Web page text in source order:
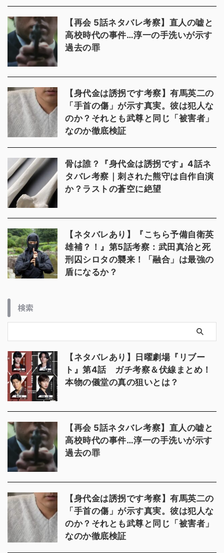
【再会 5話ネタバレ考察】直人の嘘と
高校時代の事件…淳一の手洗いが示す
過去の罪
【身代金は誘拐です考察】有馬英二の
「手首の傷」が示す真実。彼は犯人な
のか？それとも武尊と同じ「被害者」
なのか徹底検証
骨は誰？『身代金は誘拐です』4話ネ
タバレ考察｜刺された熊守は自作自演
か？ラストの蒼空に絶望
【ネタバレあり】『こちら予備自衛英
雄補？！』第5話考察：武田真治と死
刑囚シロタの襲来！「融合」は最強の
盾になるか？
検索
【ネタバレあり】日曜劇場『リブー
ト』第4話 ガチ考察＆伏線まとめ！
本物の儀堂の真の狙いとは？
【再会 5話ネタバレ考察】直人の嘘と
高校時代の事件…淳一の手洗いが示す
過去の罪
【身代金は誘拐です考察】有馬英二の
「手首の傷」が示す真実。彼は犯人な
のか？それとも武尊と同じ「被害者」
なのか徹底検証